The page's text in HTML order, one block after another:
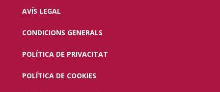
AVÍS LEGAL
CONDICIONS GENERALS
POLÍTICA DE PRIVACITAT
POLÍTICA DE COOKIES